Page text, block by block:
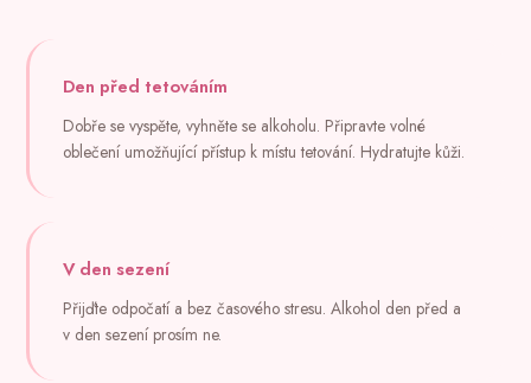
Den před tetováním
Dobře se vyspěte, vyhněte se alkoholu. Připravte volné
oblečení umožňující přístup k místu tetování. Hydratujte kůži.
V den sezení
Přijďte odpočatí a bez časového stresu. Alkohol den před a
v den sezení prosím ne.